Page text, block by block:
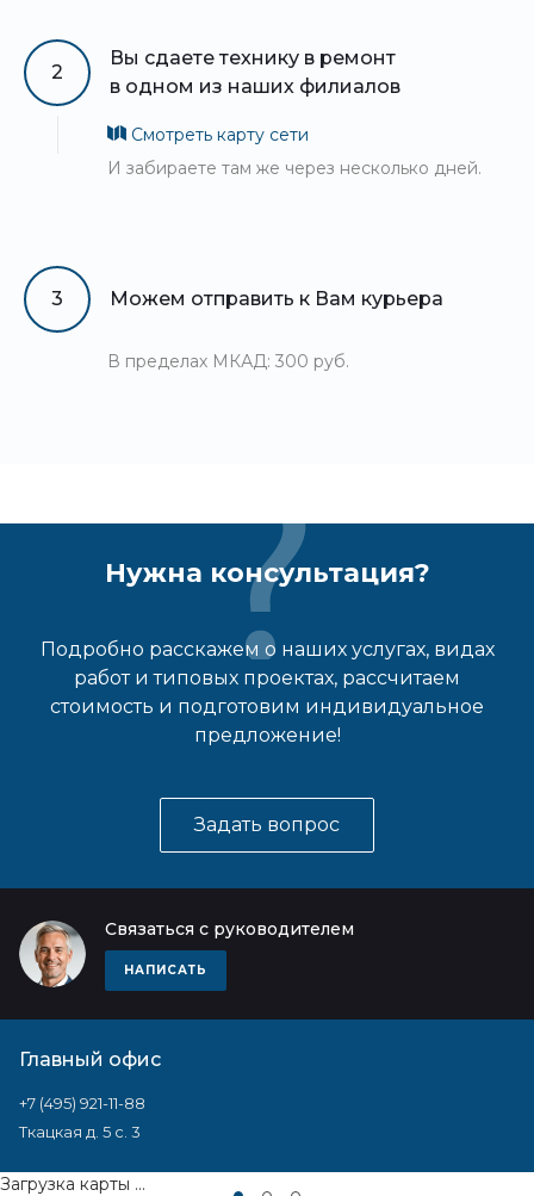
2
Вы сдаете технику в ремонт
в одном из наших филиалов
Смотреть карту сети
И забираете там же через несколько дней.
3 Можем отправить к Вам курьера
В пределах МКАД: 300 руб.
Нужна консультация?
Подробно расскажем о наших услугах, видах
работ и типовых проектах, рассчитаем
стоимость и подготовим индивидуальное
предложение!
Задать вопрос
Связаться с руководителем
НАПИСАТЬ
Главный офис
+7 (495) 921-11-88
Ткацкая д. 5 с. 3
Загрузка карты ...